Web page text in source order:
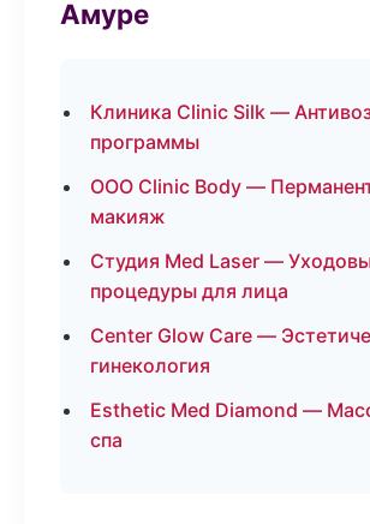
Амуре
Клиника Clinic Silk —
программы
ООО Clinic Body —
макияж
Студия Med Laser —
процедуры для лица
Center Glow Care —
гинекология
Esthetic Med Diamond —
спа